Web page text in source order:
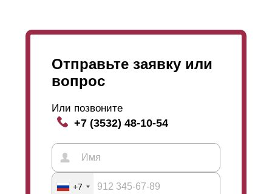
Отправьте заявку или
вопрос
Или позвоните
+7 (3532) 48-10-54
+7